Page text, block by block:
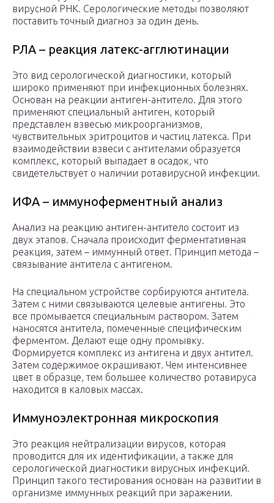
вирусной РНК. Серологические методы позволяют
поставить точный диагноз за один день.
РЛА – реакция латекс-агглютинации
Это вид серологической диагностики, который
широко применяют при инфекционных болезнях.
Основан на реакции антиген-антитело. Для этого
применяют специальный антиген, который
представлен взвесью микроорганизмов,
чувствительных эритроцитов и частиц латекса. При
взаимодействии взвеси с антителами образуется
комплекс, который выпадает в осадок, что
свидетельствует о наличии ротавирусной инфекции.
ИФА – иммуноферментный анализ
Анализ на реакцию антиген-антитело состоит из
двух этапов. Сначала происходит ферментативная
реакция, затем – иммунный ответ. Принцип метода –
связывание антитела с антигеном.
На специальном устройстве сорбируются антитела.
Затем с ними связываются целевые антигены. Это
все промывается специальным раствором. Затем
наносятся антитела, помеченные специфическим
ферментом. Делают еще одну промывку.
Формируется комплекс из антигена и двух антител.
Затем содержимое окрашивают. Чем интенсивнее
цвет в образце, тем большее количество ротавируса
находится в каловых массах.
Иммуноэлектронная микроскопия
Это реакция нейтрализации вирусов, которая
проводится для их идентификации, а также для
серологической диагностики вирусных инфекций.
Принцип такого тестирования основан на развитии в
организме иммунных реакций при заражении.